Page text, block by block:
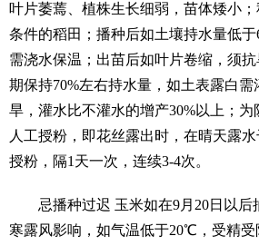
叶片萎蔫、植株生长细弱，苗体矮小
条件的稻田；播种后如土壤持水量低于
需浇水保温；出苗后如叶片卷缩，须
期保持70%左右持水量，如土表露白
旱，灌水比不灌水的增产30%以上；为
人工授粉，即花丝露出时，在晴天露
授粉，隔1天一次，连续3-4次。
忌播种过迟 玉米如在9月20日以后
寒露风影响，如气温低于20℃，受精受